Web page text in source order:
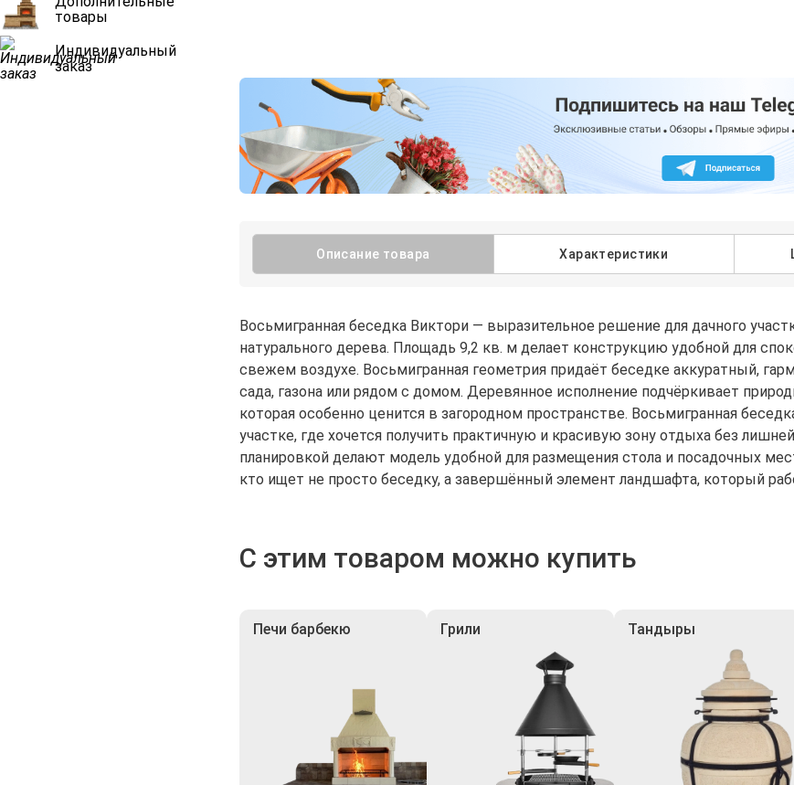
товары
Индивидуальный
заказ
Описание товара Характеристики
Восьмигранная беседка Виктори — выразительное решение для дачного
натурального дерева. Площадь 9,2 кв. м делает конструкцию удобной для
свежем воздухе. Восьмигранная геометрия придаёт беседке аккуратный,
сада, газона или рядом с домом. Деревянное исполнение подчёркивает
которая особенно ценится в загородном пространстве. Восьмигранная
участке, где хочется получить практичную и красивую зону отдыха без
планировкой делают модель удобной для размещения стола и посадочных
кто ищет не просто беседку, а завершённый элемент ландшафта, который
С этим товаром можно купить
Печи барбекю Грили Тандыры